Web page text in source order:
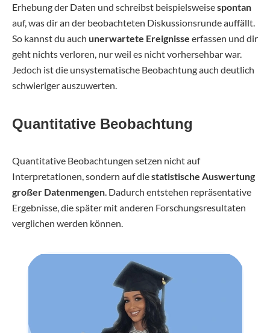
Erhebung der Daten und schreibst beispielsweisespontan
auf, was dir an der beobachteten Diskussionsrunde auffällt.
So kannst du auch unerwartete Ereignisse erfassen und dir
geht nichts verloren, nur weil es nicht vorhersehbar war.
Jedoch ist die unsystematische Beobachtung auch deutlich
schwieriger auszuwerten.
Quantitative Beobachtung
Quantitative Beobachtungen setzen nicht auf
Interpretationen, sondern auf diestatistische Auswertung
großer Datenmengen . Dadurch entstehen repräsentative
Ergebnisse, die später mit anderen Forschungsresultaten
verglichen werden können.